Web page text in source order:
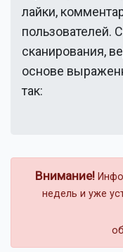
лайки,
пользователей.
сканирования,
основе
так:
Внимание!
недель и уже